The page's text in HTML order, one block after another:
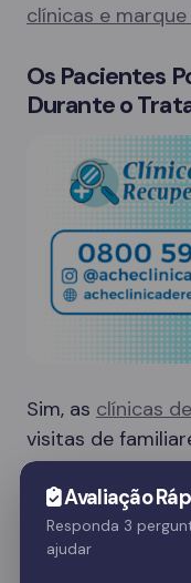
clínicas e
Os Pacientes
Durante o
Sim, as clínicas
visitas de
é crucial para o
Essas visitas
recuperação e
Avaliação
Responda 3
ajudar